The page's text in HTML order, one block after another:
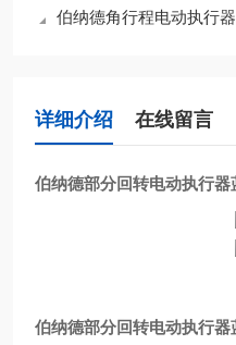
伯纳德角行程电动执行
详细介绍 在线留言
伯纳德部分回转电动执行器
伯纳德部分回转电动执行器